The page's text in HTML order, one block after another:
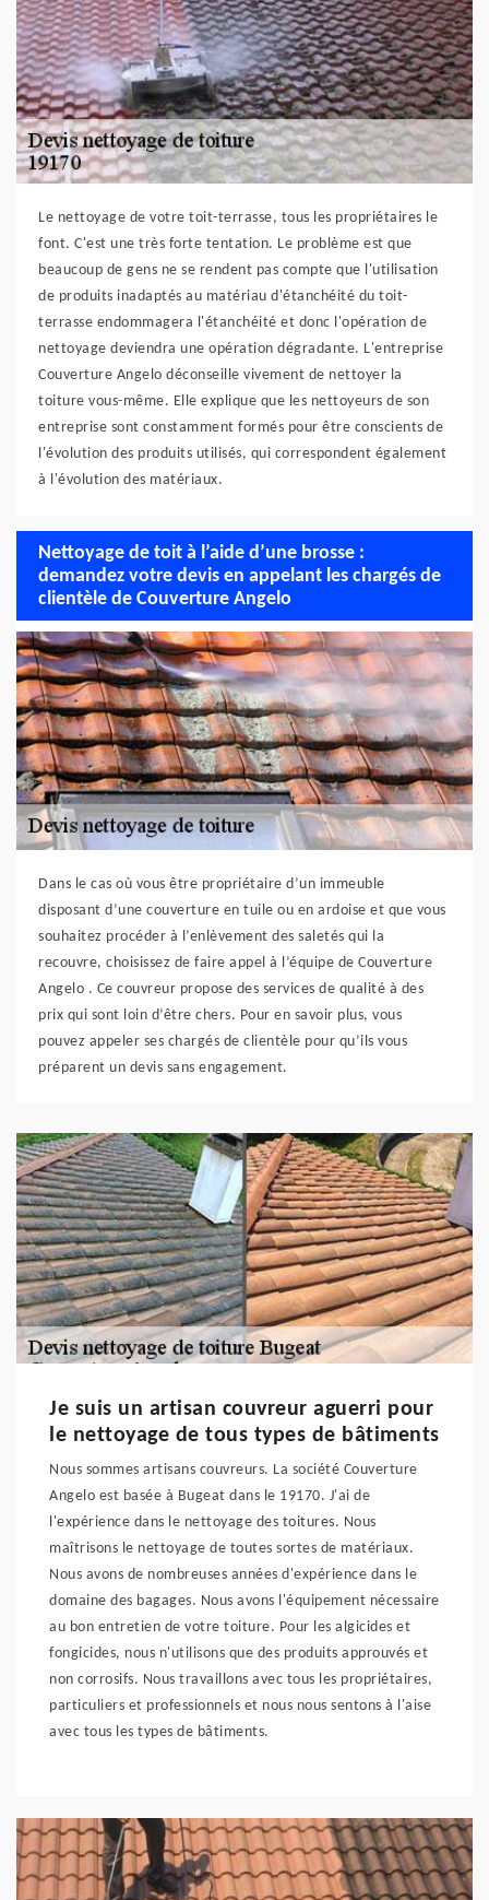
Le nettoyage de votre toit-terrasse, tous les propriétaires le
font. C'est une très forte tentation. Le problème est que
beaucoup de gens ne se rendent pas compte que l'utilisation
de produits inadaptés au matériau d'étanchéité du toit-
terrasse endommagera l'étanchéité et donc l'opération de
nettoyage deviendra une opération dégradante. L'entreprise
Couverture Angelo déconseille vivement de nettoyer la
toiture vous-même. Elle explique que les nettoyeurs de son
entreprise sont constamment formés pour être conscients de
l'évolution des produits utilisés, qui correspondent également
à l'évolution des matériaux.
Nettoyage de toit à l’aide d’une brosse :
demandez votre devis en appelant les chargés de
clientèle de Couverture Angelo
Dans le cas où vous être propriétaire d’un immeuble
disposant d’une couverture en tuile ou en ardoise et que vous
souhaitez procéder à l’enlèvement des saletés qui la
recouvre, choisissez de faire appel à l’équipe de Couverture
Angelo . Ce couvreur propose des services de qualité à des
prix qui sont loin d’être chers. Pour en savoir plus, vous
pouvez appeler ses chargés de clientèle pour qu’ils vous
préparent un devis sans engagement.
Je suis un artisan couvreur aguerri pour
le nettoyage de tous types de bâtiments
Nous sommes artisans couvreurs. La société Couverture
Angelo est basée à Bugeat dans le 19170. J'ai de
l'expérience dans le nettoyage des toitures. Nous
maîtrisons le nettoyage de toutes sortes de matériaux.
Nous avons de nombreuses années d'expérience dans le
domaine des bagages. Nous avons l'équipement nécessaire
au bon entretien de votre toiture. Pour les algicides et
fongicides, nous n'utilisons que des produits approuvés et
non corrosifs. Nous travaillons avec tous les propriétaires,
particuliers et professionnels et nous nous sentons à l'aise
avec tous les types de bâtiments.